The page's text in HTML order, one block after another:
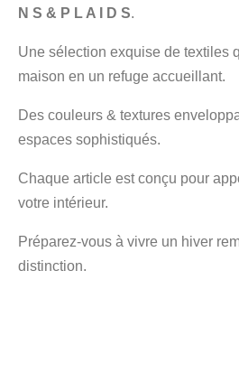
N S & P L A I D S.
Une sélection exquise de textiles
maison en un refuge accueillant.
Des couleurs & textures
espaces sophistiqués.
Chaque article est conçu pour
votre intérieur.
Préparez-vous à vivre un hiver
distinction.